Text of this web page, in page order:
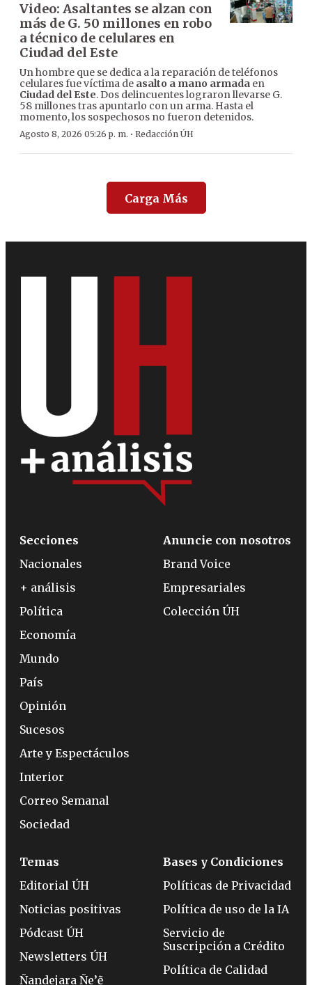
Video: Asaltantes se alzan con
más de G. 50 millones en robo
a técnico de celulares en
Ciudad del Este
Un hombre que se dedica a la reparación de teléfonos
celulares fue víctima de asalto a mano armada en
Ciudad del Este. Dos delincuentes lograron llevarse G.
58 millones tras apuntarlo con un arma. Hasta el
momento, los sospechosos no fueron detenidos.
Agosto 8, 2026 05:26 p. m. · Redacción ÚH
Carga Más
Secciones
Nacionales
+ análisis
Política
Economía
Mundo
País
Opinión
Sucesos
Arte y Espectáculos
Interior
Correo Semanal
Sociedad
Anuncie con nosotros
Brand Voice
Empresariales
Colección ÚH
Temas
Editorial ÚH
Noticias positivas
Pódcast ÚH
Newsletters ÚH
Ñandejara Ñe’ẽ
Bases y Condiciones
Políticas de Privacidad
Política de uso de la IA
Servicio de
Suscripción a Crédito
Política de Calidad